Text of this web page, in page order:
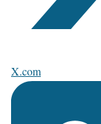
X.com